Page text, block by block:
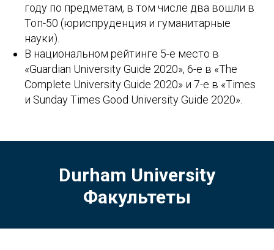
году по предметам, в том числе два вошли в
Топ-50 (юриспруденция и гуманитарные
науки).
В национальном рейтинге 5-е место в
«Guardian University Guide 2020», 6-е в «The
Complete University Guide 2020» и 7-е в «Times
и Sunday Times Good University Guide 2020».
Durham University
Факультеты